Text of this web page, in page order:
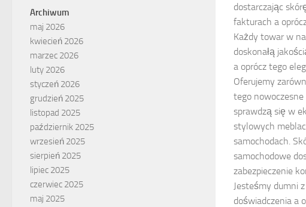
dostarczając
fakturach a
Każdy towar w
doskonałą
a oprócz tego
Oferujemy
tego
sprawdzą się w
stylowych
samochodach.
samochodowe
zabezpieczenie
Jesteśmy dumni
doświadczenia a
Archiwum
maj 2026
kwiecień 2026
marzec 2026
luty 2026
styczeń 2026
grudzień 2025
listopad 2025
październik 2025
wrzesień 2025
sierpień 2025
lipiec 2025
czerwiec 2025
maj 2025